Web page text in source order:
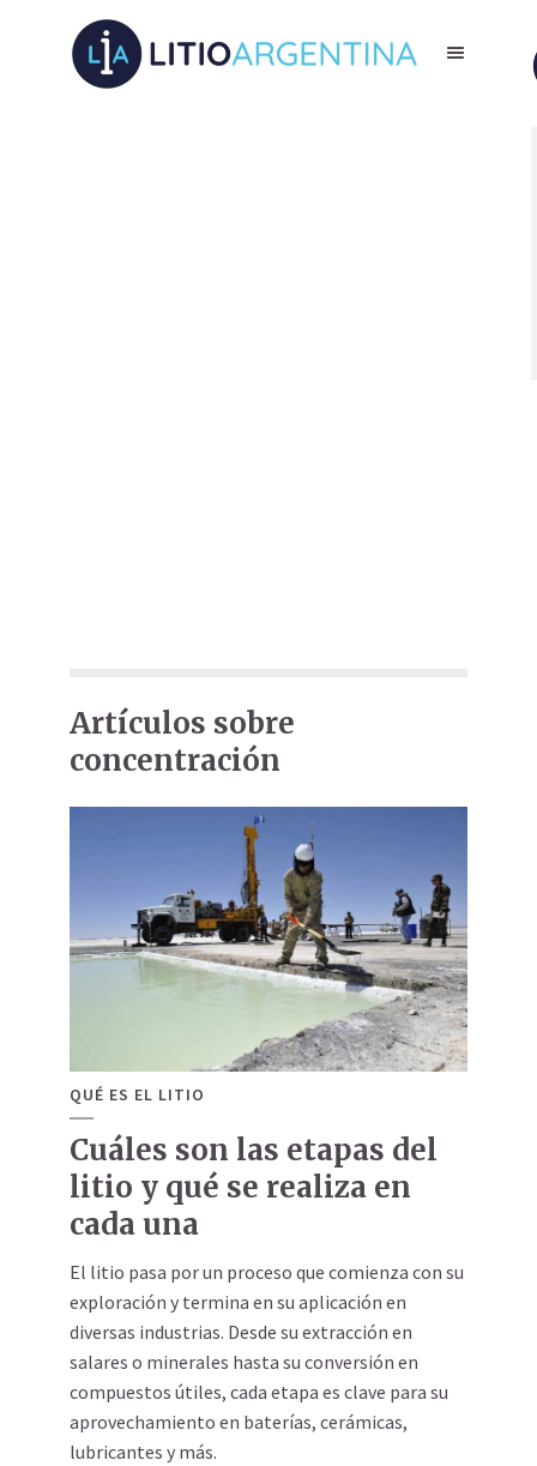
Artículos sobre
concentración
QUÉ ES EL LITIO
Cuáles son las etapas del
litio y qué se realiza en
cada una
El litio pasa por un proceso que comienza con su
exploración y termina en su aplicación en
diversas industrias. Desde su extracción en
salares o minerales hasta su conversión en
compuestos útiles, cada etapa es clave para su
aprovechamiento en baterías, cerámicas,
lubricantes y más.